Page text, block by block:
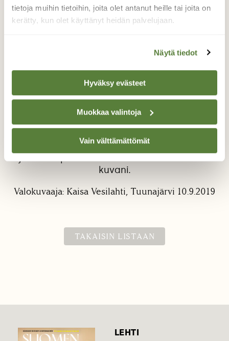
tietoja muihin tietoihin, joita olet antanut heille tai joita on
kerätty, kun olet käyttänyt heidän palvelujaan.
Näytä tiedot
Hyväksy evästeet
Muokkaa valintoja
Vain välttämättömät
Sudenkorento
Vielä lämpimänä syyskuun iltana
sudenkorentoja lenteli. Koskaan ennen en ole
saanut kuvattua niitä, niin nopeita lentäviä
kavereita ovat. Mutta liiterin ovelle lensi yksi,
ja olin nopea. Ensimmäinen sudenkorento
kuvani.
Valokuvaaja: Kaisa Vesilahti, Tuunajärvi 10.9.2019
TAKAISIN LISTAAN
LEHTI